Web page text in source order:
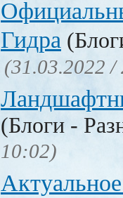
Гидра
(31.03.2022 /
(Блоги -
10:02)